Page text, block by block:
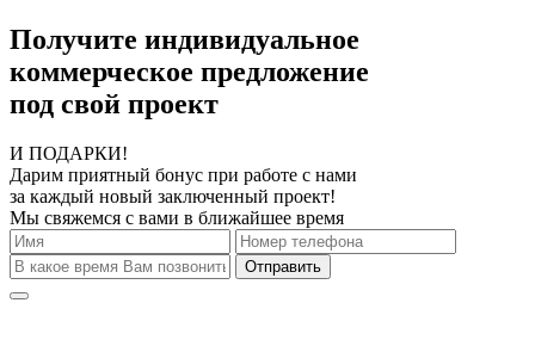
Получите индивидуальное
коммерческое предложение
под свой проект
И ПОДАРКИ!
Дарим приятный бонус при работе с нами
за каждый новый заключенный проект!
Мы свяжемся с вами в ближайшее время
Отправить